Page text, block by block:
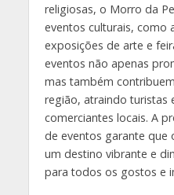
religiosas, o Morro da
eventos culturais, como
exposições de arte e
eventos não apenas
mas também
região, atraindo turistas
comerciantes locais. A
de eventos garante que
um destino vibrante e
para todos os gostos e